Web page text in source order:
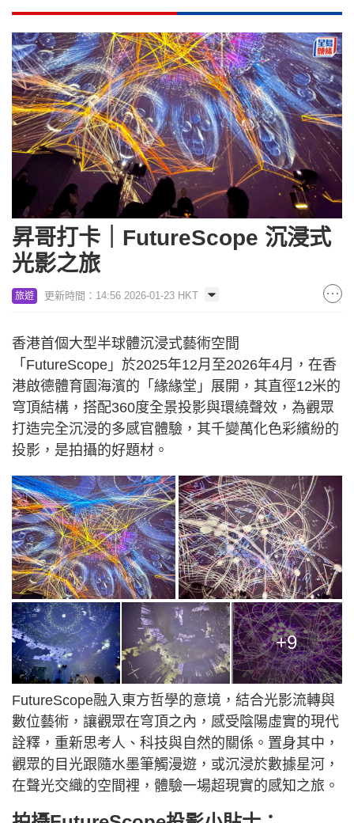
昇哥打卡｜FutureScope 沉浸式
光影之旅
旅遊 更新時間：14:56 2026-01-23 HKT
香港首個大型半球體沉浸式藝術空間
「FutureScope」於2025年12月至2026年4月，在香
港啟德體育園海濱的「緣緣堂」展開，其直徑12米的
穹頂結構，搭配360度全景投影與環繞聲效，為觀眾
打造完全沉浸的多感官體驗，其千變萬化色彩繽紛的
投影，是拍攝的好題材。
+9
FutureScope融入東方哲學的意境，結合光影流轉與
數位藝術，讓觀眾在穹頂之內，感受陰陽虛實的現代
詮釋，重新思考人、科技與自然的關係。置身其中，
觀眾的目光跟隨水墨筆觸漫遊，或沉浸於數據星河，
在聲光交織的空間裡，體驗一場超現實的感知之旅。